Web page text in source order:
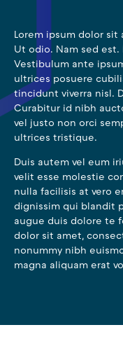
Lorem ipsum dolor
Ut odio. Nam sed
Vestibulum ante
ultrices posuere
tincidunt viverra nisl.
Curabitur id nibh
vel justo non orci
ultrices tristique.
Duis autem vel eum
velit esse molestie
nulla facilisis at vero
dignissim qui blandit
augue duis dolore te
dolor sit amet,
nonummy nibh
magna aliquam erat